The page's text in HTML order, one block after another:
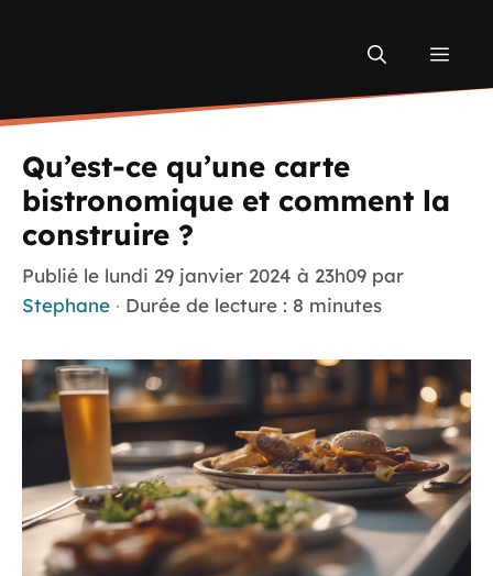
Qu’est-ce qu’une carte
bistronomique et comment la
construire ?
Publié le lundi 29 janvier 2024 à 23h09 par
Stephane · Durée de lecture : 8 minutes